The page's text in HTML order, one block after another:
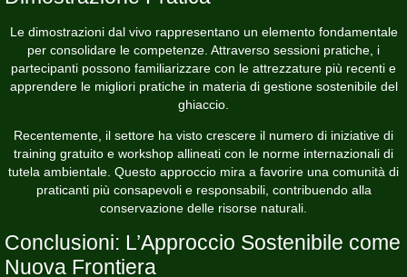
Le dimostrazioni dal vivo rappresentano un elemento fondamentale
per consolidare le competenze. Attraverso sessioni pratiche, i
partecipanti possono familiarizzare con le attrezzature più recenti e
apprendere le migliori pratiche in materia di gestione sostenibile del
ghiaccio.
Recentemente, il settore ha visto crescere il numero di iniziative di
training gratuito e workshop allineati con le norme internazionali di
tutela ambientale. Questo approccio mira a favorire una comunità di
praticanti più consapevoli e responsabili, contribuendo alla
conservazione delle risorse naturali.
Conclusioni: L’Approccio Sostenibile come
Nuova Frontiera